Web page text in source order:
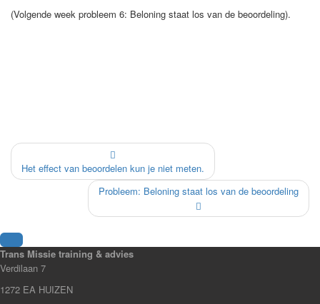
(Volgende week probleem 6: Beloning staat los van de beoordeling).
Het effect van beoordelen kun je niet meten.
Probleem: Beloning staat los van de beoordeling
Trans Missie training & advies
Verdilaan 7
1272 EA HUIZEN